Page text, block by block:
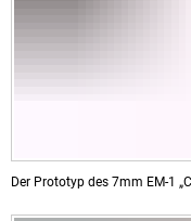
Der Prototyp des 7mm EM-1